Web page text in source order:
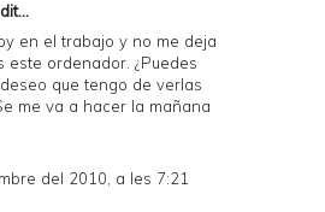
en el trabajo y no me deja
este ordenador. ¿Puedes
que tengo de verlas
me va a hacer la mañana
del 2010, a les 7:21